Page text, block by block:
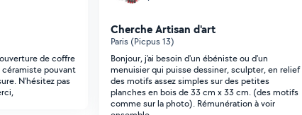
de coffre
pouvant
N'hésitez pas
Cherche Artisan d'art
Paris (Picpus 13)
Bonjour, j'ai besoin d'un ébéniste ou d'un
menuisier qui puisse dessiner, sculpter, en relief
des motifs assez simples sur des petites
planches en bois de 33 cm x 33 cm. (des motifs
comme sur la photo). Rémunération à voir